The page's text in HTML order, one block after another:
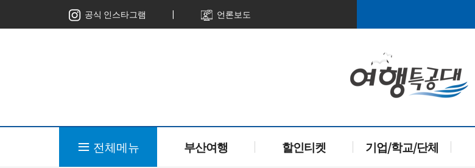
공식 인스타그램 ㅣ 언론보도
전체메뉴 부산여행 할인티켓 기업/학교/단체